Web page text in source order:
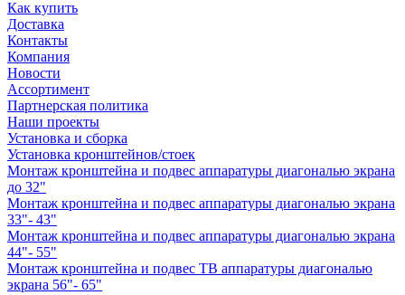
Как купить
Доставка
Контакты
Компания
Новости
Ассортимент
Партнерская политика
Наши проекты
Установка и сборка
Установка кронштейнов/стоек
Монтаж кронштейна и подвес аппаратуры диагональю экрана
до 32"
Монтаж кронштейна и подвес аппаратуры диагональю экрана
33"- 43"
Монтаж кронштейна и подвес аппаратуры диагональю экрана
44"- 55"
Монтаж кронштейна и подвес ТВ аппаратуры диагональю
экрана 56"- 65"